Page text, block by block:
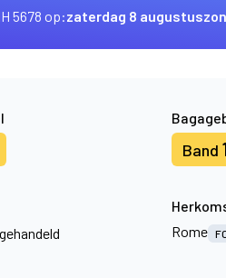
5678 op:zaterdag 8 augustus
Band
Rome